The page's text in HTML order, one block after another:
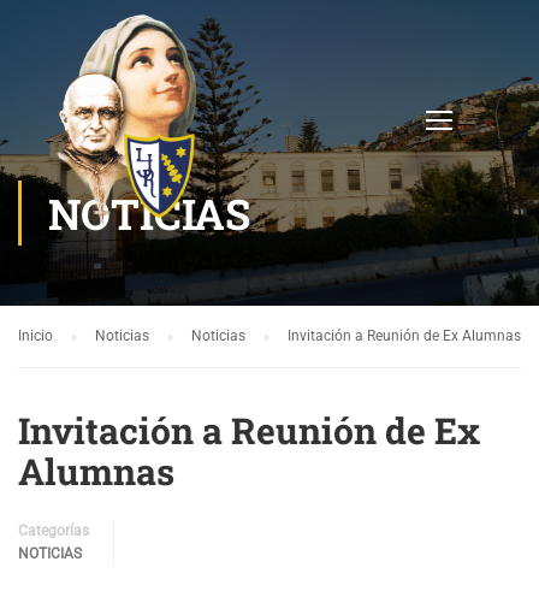
NOTICIAS
Inicio Noticias Noticias Invitación a Reunión de Ex Alumnas
Invitación a Reunión de Ex
Alumnas
Categorías
NOTICIAS